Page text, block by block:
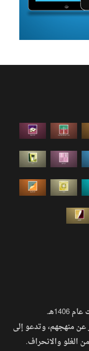
عن منهجهم، وتدعو إلى
الغلو والانحراف.